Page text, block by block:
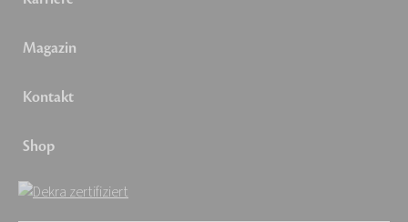
Magazin
Kontakt
Shop